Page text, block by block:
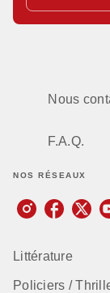
Nous
F.A.Q.
NOS RÉSEAUX
Littérature
Policiers /